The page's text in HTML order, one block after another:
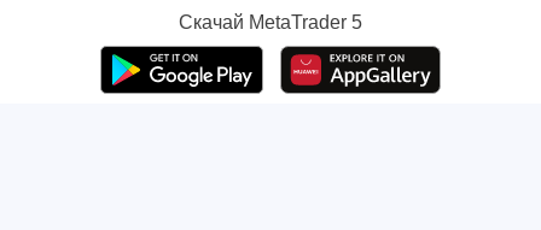
Скачай MetaTrader 5